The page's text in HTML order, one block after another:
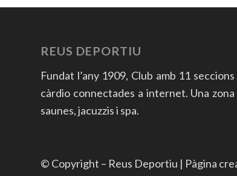
REUS DEPORTIU
Fundat l’any 1909, Club amb 11
càrdio connectades a internet. Una
saunes, jacuzzis i spa.
© Copyright – Reus Deportiu | Pàgina